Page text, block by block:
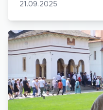
21.09.2025